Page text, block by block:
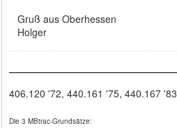
Gruß aus Oberhessen
Holger
406.120 '72, 440.161 '75, 440.167 '83
Die 3 MBtrac-Grundsätze: